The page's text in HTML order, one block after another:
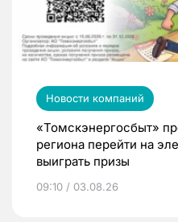
Новости компаний
«Томскэнергосбыт»
региона перейти на
выиграть призы
09:10 / 03.08.26